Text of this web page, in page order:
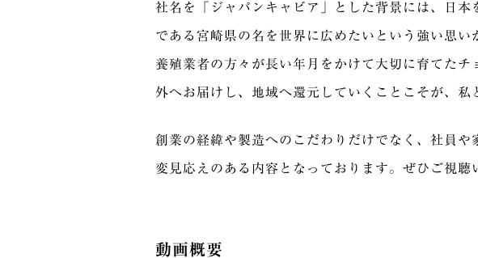
社名を「ジャパンキャビア」とした背景には、日
である宮崎県の名を世界に広めたいという強い思い
養殖業者の方々が長い年月をかけて大切に育てた
外へお届けし、地域へ還元していくことこそが、私
創業の経緯や製造へのこだわりだけでなく、社員
変見応えのある内容となっております。ぜひご視聴
動画概要